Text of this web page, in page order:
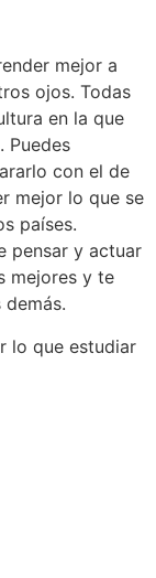
mejor a
ojos. Todas
en la que
Puedes
con el de
mejor lo que se
países.
pensar y actuar
mejores y te
lo que estudiar